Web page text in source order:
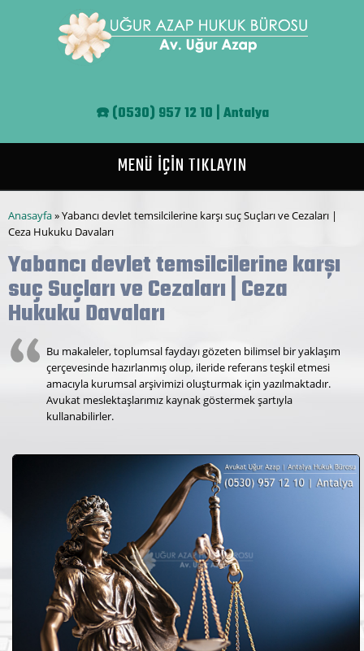
☎️(0530) 957 12 10 | Antalya
MENÜ İÇİN TIKLAYIN
Buradasınız
Anasayfa» Yabancı devlet temsilcilerine karşı suç Suçları ve Cezaları |
Ceza Hukuku Davaları
Yabancı devlet temsilcilerine karşı
suç Suçları ve Cezaları | Ceza
Hukuku Davaları
Bu makaleler, toplumsal faydayı gözeten bilimsel bir yaklaşım
çerçevesinde hazırlanmış olup, ileride referans teşkil etmesi
amacıyla kurumsal arşivimizi oluşturmak için yazılmaktadır.
Avukat meslektaşlarımız kaynak göstermek şartıyla
kullanabilirler.